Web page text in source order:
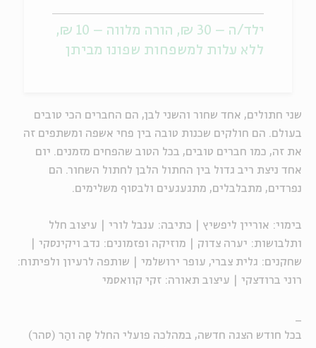
שני חתולים, אחד שחור והשני לבן, הם החברים הכי טובים
בעולם. הם חולקים שכנות טובה בין פחי אשפה ומשתפים זה
את זה, כמו חברים טובים, בכל הטוב שהפחים מזמנים. יום
אחד ניצת ריב גדול בין החתול הלבן לחתול השחור. הם
נפרדים, מתבלבלים, מתגעגעים ולבסוף משלימים.
בימוי: אוריין ליפשיץ | כתיבה: ענבל לורי | עיצוב חלל
ותלבושות: יערה צדוק | מוזיקה ופזמונים: נדב ויקינסקי
שחקנים: גלית צברי, עופר ירושלמי
| שותפה לרעיון ולפיתוח:
רוני ברודצקי | עיצוב תאורה: זקי קוואסמי
בכל חודש הצגה חדשה, במהלכה פועלי החלל סָה והַר (סהר)
ילד/ה – 30 ₪, הורה מלווה – 10 ₪,
ללא עלות למשפחות שפונו מביתן